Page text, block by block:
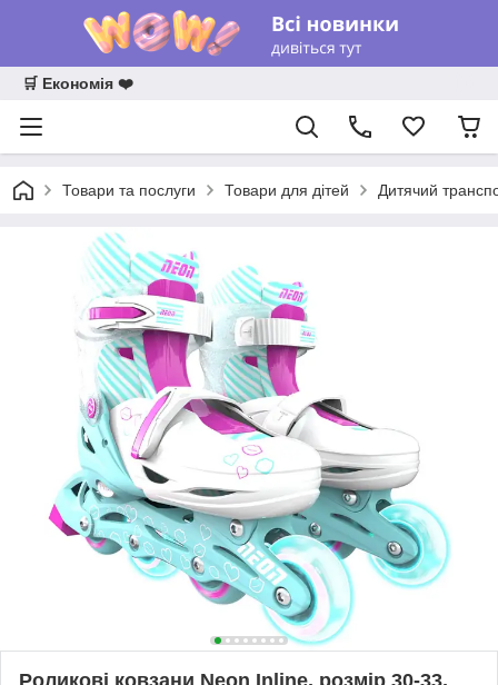
🛒 Економія ❤️
Товари та послуги Товари для дітей Дитячий
Роликові ковзани Neon Inline, розмір 30-33,